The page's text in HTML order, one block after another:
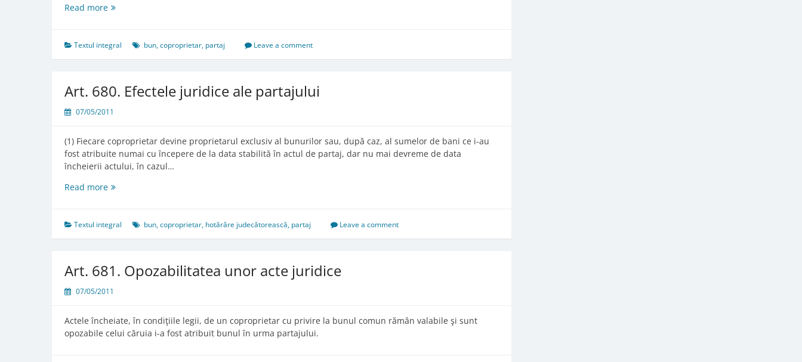
Read moreArt.
născute
în
bunul
comun
Textul integral bun,coproprietar, partaj Leave a comment
Art. 680. Efectele juridice ale partajului
07/05/2011
(1) Fiecare coproprietar devine proprietarul exclusiv al bunurilor sau, după caz, al sumelor de bani ce i-au
fost atribuite numai cu începere de la data stabilită în actul de partaj, dar nu mai devreme de data
încheierii actului, în cazul…
Read moreArt.
juridice
ale
Textul integral bun,coproprietar, hotărâre judecătorească, partaj Leave a comment
Art. 681. Opozabilitatea unor acte juridice
07/05/2011
Actele încheiate, în condiţiile legii, de un coproprietar cu privire la bunul comun rămân valabile şi sunt
opozabile celui căruia i-a fost atribuit bunul în urma partajului.